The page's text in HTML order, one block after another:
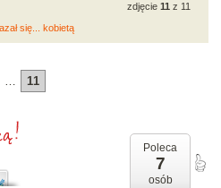
zdjęcie 11 z 11
się... kobietą
… 11
Poleca
7
osób